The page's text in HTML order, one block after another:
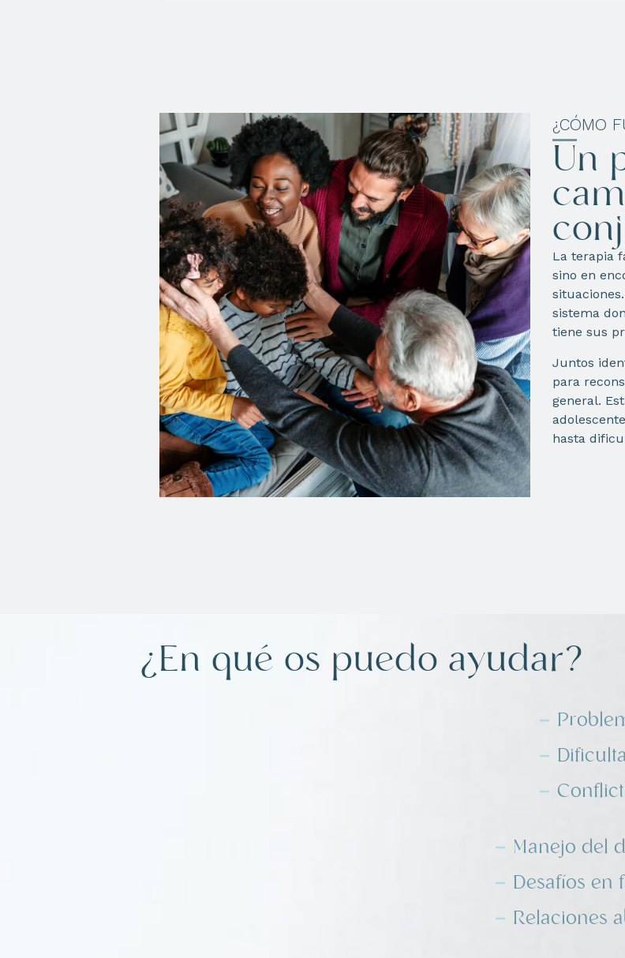
¿CÓMO
Un
La terapia
sino en
sistema
tiene sus
Juntos
para
general.
hasta
¿En qué os puedo ayudar?
Manejo del
Desafíos en
Relaciones